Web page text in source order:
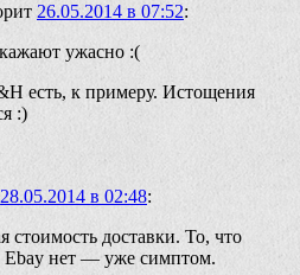
26.05.2014 в 07:52:
ужасно :(
есть, к примеру. Истощения
:)
28.05.2014 в 02:48:
стоимость доставки. То, что
нет — уже симптом.